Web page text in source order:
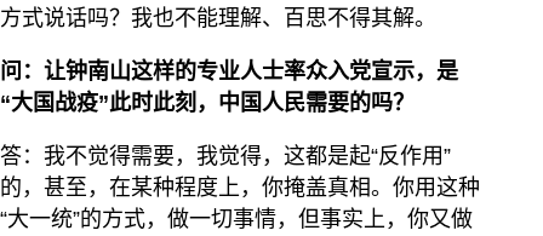
方式说话吗？我也不能理解、百思不得其解。
问：让钟南山这样的专业人士率众入党宣示，是
“大国战疫”此时此刻，中国人民需要的吗？
答：我不觉得需要，我觉得，这都是起“反作用”
的，甚至，在某种程度上，你掩盖真相。你用这种
“大一统”的方式，做一切事情，但事实上，你又做